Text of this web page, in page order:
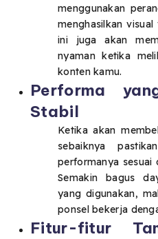
menggunakan
menghasilkan
ini juga akan
nyaman ketika
konten kamu.
Performa
Stabil
Ketika akan
sebaiknya
performanya sesuai
Semakin bagus
yang digunakan,
ponsel bekerja
Fitur-fitur